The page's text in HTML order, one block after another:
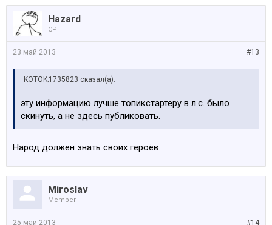
Hazard
CP
#13
23 май 2013
KOTOK;1735823 сказал(а):
эту информацию лучше топикстартеру в л.с. было
скинуть, а не здесь публиковать.
Народ должен знать своих героёв
Miroslav
Member
#14
25 май 2013